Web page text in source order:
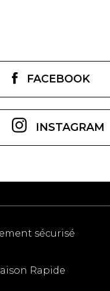
FACEBOOK
INSTAGRAM
sécurisé
Rapide